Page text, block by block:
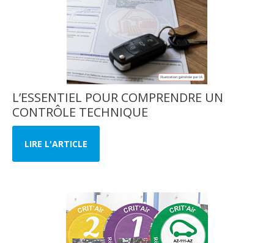
L’ESSENTIEL POUR COMPRENDRE UN
CONTRÔLE TECHNIQUE
LIRE L'ARTICLE